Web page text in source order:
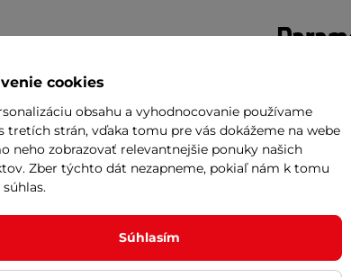
položiť podložku na zem a
Celkovo je tu desať
sa otáčajú v každom smere.
pod stôl v kancelárii alebo
Materiál
Hmotnosť
cookies
obsahu a vyhodnocovanie používame
tretích strán, vďaka tomu pre vás dokážeme na webe
neho zobrazovať relevantnejšie ponuky našich
Zber týchto dát nezapneme, pokiaľ nám k tomu
Súhlasím